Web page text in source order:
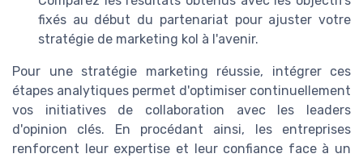
fixés au début du partenariat pour ajuster votre
stratégie de marketing kol à l'avenir.
Pour une stratégie marketing réussie, intégrer ces
étapes analytiques permet d'optimiser continuellement
vos initiatives de collaboration avec les leaders
d'opinion clés. En procédant ainsi, les entreprises
renforcent leur expertise et leur confiance face à un